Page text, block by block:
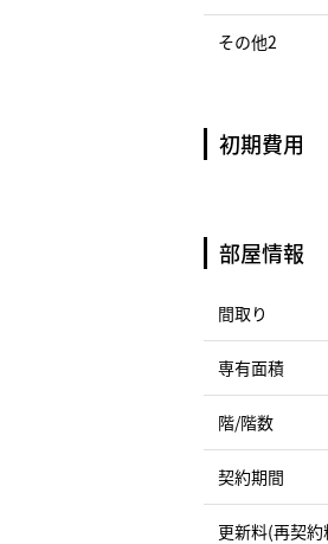
その他2
初期費用
部屋情報
間取り
専有面積
階/階数
契約期間
更新料(再契約